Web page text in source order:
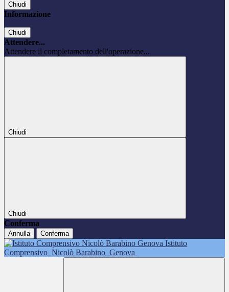
Chiudi
Informazione
Chiudi
Attendere...
Attendere il completamento dell'operazione...
Chiudi
Chiudi
Conferma
Annulla Conferma
Istituto
Comprensivo Nicolò Barabino Genova